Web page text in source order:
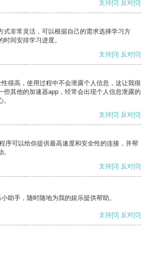
支持[0] 反对[0]
式非常灵活，可以根据自己的需求选择学习方
间安排学习进度。
支持[0] 反对[0]
很高，使用过程中不会泄露个人信息，这让我很
些其他的加速器app，经常会出现个人信息泄露的
支持[0] 反对[0]
序可以给你提供最高速度和安全性的连接，并帮
支持[0] 反对[0]
助手，随时随地为我的娱乐提供帮助。
支持[0] 反对[0]